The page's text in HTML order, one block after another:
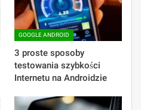
GOOGLE ANDROID
3 proste sposoby
testowania szybkości
Internetu na Androidzie